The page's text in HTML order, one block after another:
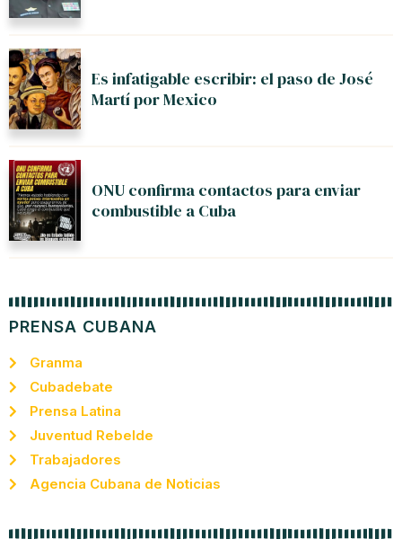
Es infatigable escribir: el paso de José
Martí por Mexico
ONU confirma contactos para enviar
combustible a Cuba
PRENSA CUBANA
Granma
Cubadebate
Prensa Latina
Juventud Rebelde
Trabajadores
Agencia Cubana de Noticias